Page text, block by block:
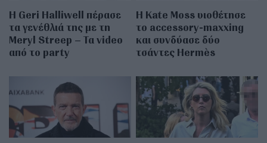
Η Geri Halliwell πέρασε
τα γενέθλιά της με τη
Meryl Streep – Τα video
από το party
Η Kate Moss υιοθέτησε
τo accessory-maxxing
και συνδύασε δύο
τσάντες Hermès